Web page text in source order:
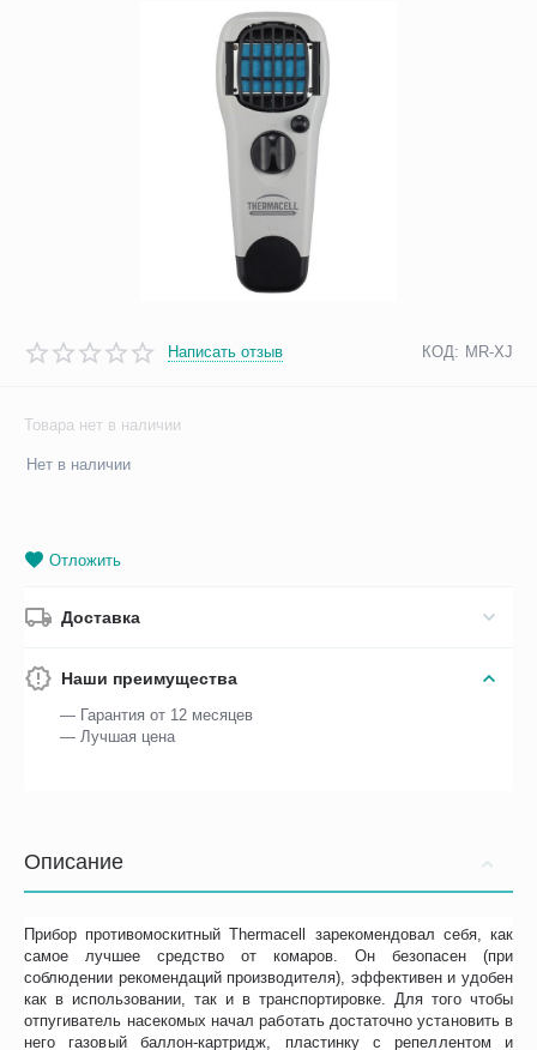
Написать отзыв КОД: MR-XJ
Товара нет в наличии
Нет в наличии
Отложить
Доставка
Наши преимущества
— Гарантия от 12 месяцев
— Лучшая цена
Описание
Прибор противомоскитный Thermacell зарекомендовал себя, как
самое лучшее средство от комаров. Он безопасен (при
соблюдении рекомендаций производителя), эффективен и удобен
как в использовании, так и в транспортировке. Для того чтобы
отпугиватель насекомых начал работать достаточно установить в
него газовый баллон-картридж, пластинку с репеллентом и